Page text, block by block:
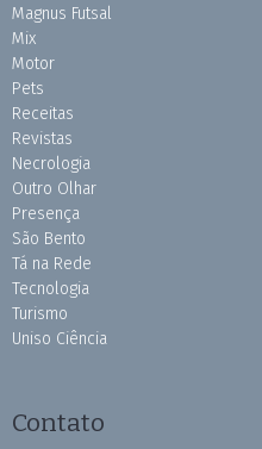
Magnus Futsal
Mix
Motor
Pets
Receitas
Revistas
Necrologia
Outro Olhar
Presença
São Bento
Tá na Rede
Tecnologia
Turismo
Uniso Ciência
Contato